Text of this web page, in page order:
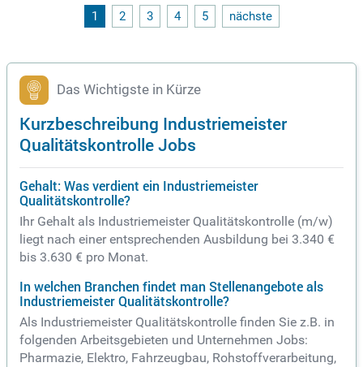
1 2 3 4 5 nächste
Das Wichtigste in Kürze
Kurzbeschreibung Industriemeister
Qualitätskontrolle Jobs
Gehalt: Was verdient ein Industriemeister
Qualitätskontrolle?
Ihr Gehalt als Industriemeister Qualitätskontrolle (m/w)
liegt nach einer entsprechenden Ausbildung bei 3.340 €
bis 3.630 € pro Monat.
In welchen Branchen findet man Stellenangebote als
Industriemeister Qualitätskontrolle?
Als Industriemeister Qualitätskontrolle finden Sie z.B. in
folgenden Arbeitsgebieten und Unternehmen Jobs:
Pharmazie, Elektro, Fahrzeugbau, Rohstoffverarbeitung,